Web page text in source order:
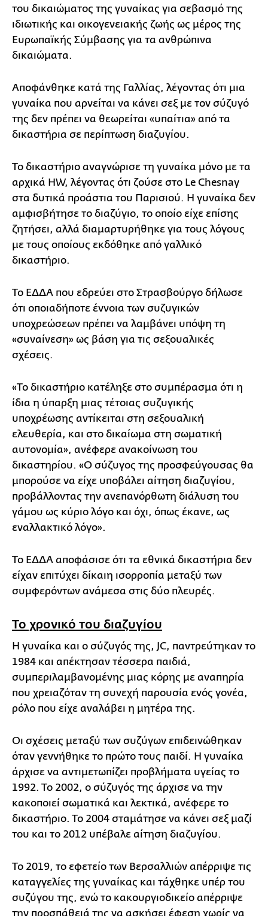
του δικαιώματος της γυναίκας για σεβασμό της
ιδιωτικής και οικογενειακής ζωής ως μέρος της
Ευρωπαϊκής Σύμβασης για τα ανθρώπινα
δικαιώματα.
Αποφάνθηκε κατά της Γαλλίας, λέγοντας ότι μια
γυναίκα που αρνείται να κάνει σεξ με τον σύζυγό
της δεν πρέπει να θεωρείται «υπαίτια» από τα
δικαστήρια σε περίπτωση διαζυγίου.
Το δικαστήριο αναγνώρισε τη γυναίκα μόνο με τα
αρχικά HW, λέγοντας ότι ζούσε στο Le Chesnay
στα δυτικά προάστια του Παρισιού. Η γυναίκα δεν
αμφισβήτησε το διαζύγιο, το οποίο είχε επίσης
ζητήσει, αλλά διαμαρτυρήθηκε για τους λόγους
με τους οποίους εκδόθηκε από γαλλικό
δικαστήριο.
Το ΕΔΔΑ που εδρεύει στο Στρασβούργο δήλωσε
ότι οποιαδήποτε έννοια των συζυγικών
υποχρεώσεων πρέπει να λαμβάνει υπόψη τη
«συναίνεση» ως βάση για τις σεξουαλικές
σχέσεις.
«Το δικαστήριο κατέληξε στο συμπέρασμα ότι η
ίδια η ύπαρξη μιας τέτοιας συζυγικής
υποχρέωσης αντίκειται στη σεξουαλική
ελευθερία, και στο δικαίωμα στη σωματική
αυτονομία», ανέφερε ανακοίνωση του
δικαστηρίου. «Ο σύζυγος της προσφεύγουσας θα
μπορούσε να είχε υποβάλει αίτηση διαζυγίου,
προβάλλοντας την ανεπανόρθωτη διάλυση του
γάμου ως κύριο λόγο και όχι, όπως έκανε, ως
εναλλακτικό λόγο».
Το ΕΔΔΑ αποφάσισε ότι τα εθνικά δικαστήρια δεν
είχαν επιτύχει δίκαιη ισορροπία μεταξύ των
συμφερόντων ανάμεσα στις δύο πλευρές.
Το χρονικό του διαζυγίου
Η γυναίκα και ο σύζυγός της, JC, παντρεύτηκαν το
1984 και απέκτησαν τέσσερα παιδιά,
συμπεριλαμβανομένης μιας κόρης με αναπηρία
που χρειαζόταν τη συνεχή παρουσία ενός γονέα,
ρόλο που είχε αναλάβει η μητέρα της.
Οι σχέσεις μεταξύ των συζύγων επιδεινώθηκαν
όταν γεννήθηκε το πρώτο τους παιδί. Η γυναίκα
άρχισε να αντιμετωπίζει προβλήματα υγείας το
1992. Το 2002, ο σύζυγός της άρχισε να την
κακοποιεί σωματικά και λεκτικά, ανέφερε το
δικαστήριο. Το 2004 σταμάτησε να κάνει σεξ μαζί
του και το 2012 υπέβαλε αίτηση διαζυγίου.
Το 2019, το εφετείο των Βερσαλλιών απέρριψε τις
καταγγελίες της γυναίκας και τάχθηκε υπέρ του
συζύγου της, ενώ το κακουργιοδικείο απέρριψε
την προσπάθειά της να ασκήσει έφεση χωρίς να